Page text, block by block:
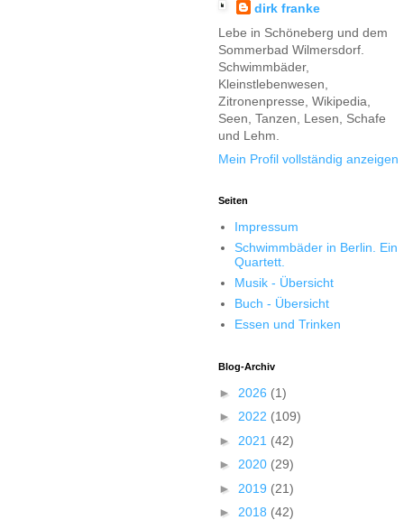
dirk franke
Lebe in Schöneberg und dem
Sommerbad Wilmersdorf.
Schwimmbäder,
Kleinstlebenwesen,
Zitronenpresse, Wikipedia,
Seen, Tanzen, Lesen, Schafe
und Lehm.
Mein Profil vollständig anzeigen
Seiten
Impressum
Schwimmbäder in Berlin. Ein
Quartett.
Musik - Übersicht
Buch - Übersicht
Essen und Trinken
Blog-Archiv
► 2026 (1)
► 2022 (109)
► 2021 (42)
► 2020 (29)
► 2019 (21)
► 2018 (42)